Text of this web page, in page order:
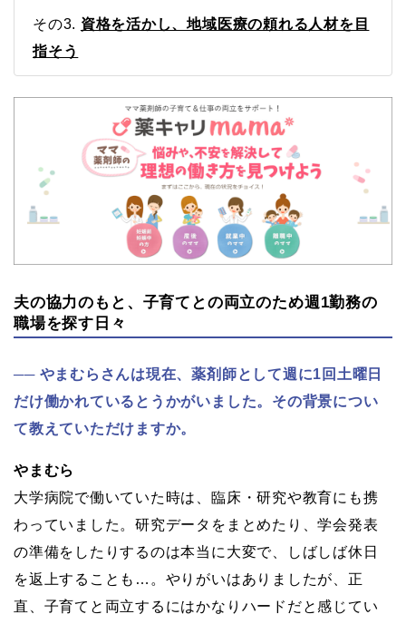
その3. 資格を活かし、地域医療の頼れる人材を目
指そう
夫の協力のもと、子育てとの両立のため週1勤務の
職場を探す日々
やまむらさんは現在、薬剤師として週に1回土曜日
だけ働かれているとうかがいました。その背景につい
て教えていただけますか。
やまむら
大学病院で働いていた時は、臨床・研究や教育にも携
わっていました。研究データをまとめたり、学会発表
の準備をしたりするのは本当に大変で、しばしば休日
を返上することも…。やりがいはありましたが、正
直、子育てと両立するにはかなりハードだと感じてい